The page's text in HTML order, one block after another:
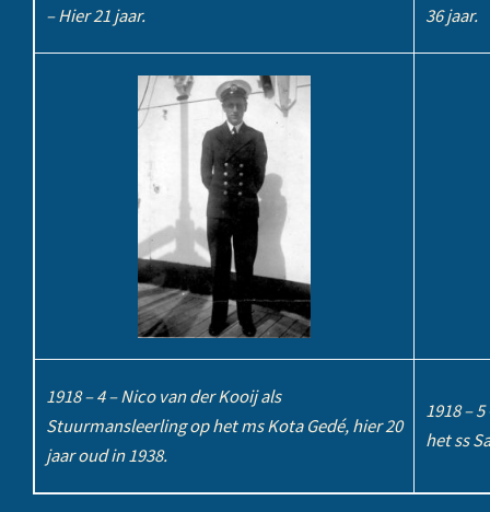
– Hier 21 jaar.
36 jaar.
1918 – 4 – Nico van der Kooij als
Stuurmansleerling op het ms Kota Gedé, hier 20
jaar oud in 1938.
1918 –
het ss